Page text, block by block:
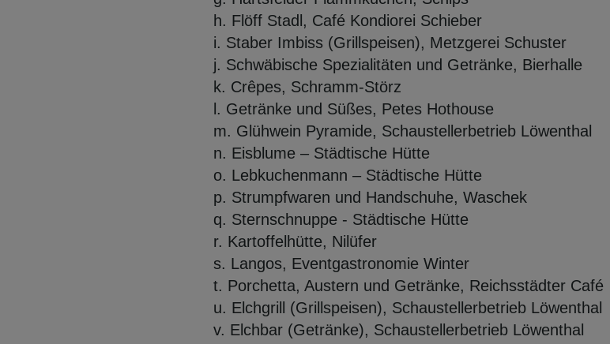
h. Flöff Stadl, Café Kondiorei Schieber
i. Staber Imbiss (Grillspeisen), Metzgerei Schuster
j. Schwäbische Spezialitäten und Getränke, Bierhalle
k. Crêpes, Schramm-Störz
l. Getränke und Süßes, Petes Hothouse
m. Glühwein Pyramide, Schaustellerbetrieb Löwenthal
n. Eisblume– Städtische Hütte
o. Lebkuchenmann– Städtische Hütte
p. Strumpfwaren und Handschuhe,Waschek
q. Sternschnuppe - Städtische Hütte
r. Kartoffelhütte, Nilüfer
s. Langos, Eventgastronomie Winter
t. Porchetta, Austern und Getränke, Reichsstädter Café
u. Elchgrill (Grillspeisen), Schaustellerbetrieb Löwenthal
v. Elchbar (Getränke), Schaustellerbetrieb Löwenthal